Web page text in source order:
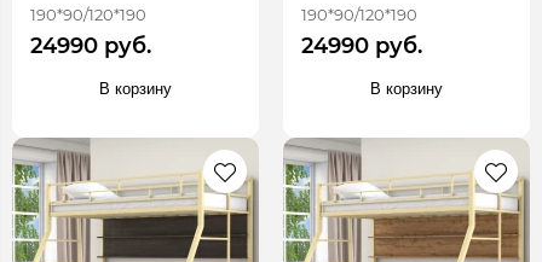
190*90/120*190
24990 руб.
В корзину
190*90/120*190
24990 руб.
В корзину